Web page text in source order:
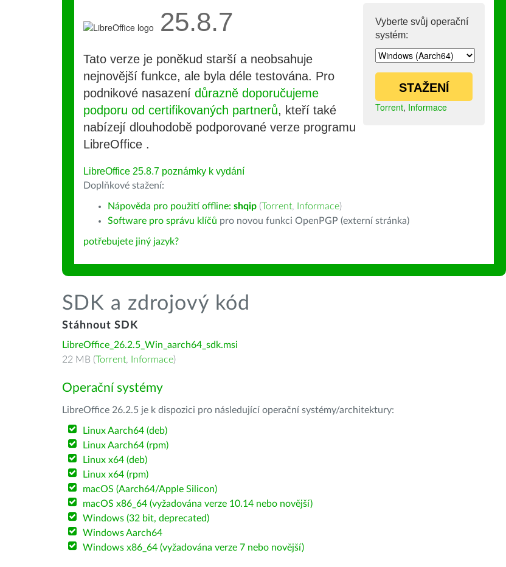
Vyberte svůj operační
systém:
STAŽENÍ
Torrent, Informace
25.8.7
Tato verze je poněkud starší a neobsahuje
nejnovější funkce, ale byla déle testována. Pro
podnikové nasazení důrazně doporučujeme
podporu od certifikovaných partnerů, kteří také
nabízejí dlouhodobě podporované verze programu
LibreOffice .
LibreOffice 25.8.7 poznámky k vydání
Doplňkové stažení:
Nápověda pro použití offline: shqip (Torrent, Informace)
Software pro správu klíčů pro novou funkci OpenPGP (externí stránka)
potřebujete jiný jazyk?
SDK a zdrojový kód
Stáhnout SDK
LibreOffice_26.2.5_Win_aarch64_sdk.msi
22 MB (Torrent, Informace)
Operační systémy
LibreOffice 26.2.5 je k dispozici pro následující operační systémy/architektury:
Linux Aarch64 (deb)
Linux Aarch64 (rpm)
Linux x64 (deb)
Linux x64 (rpm)
macOS (Aarch64/Apple Silicon)
macOS x86_64 (vyžadována verze 10.14 nebo novější)
Windows (32 bit, deprecated)
Windows Aarch64
Windows x86_64 (vyžadována verze 7 nebo novější)